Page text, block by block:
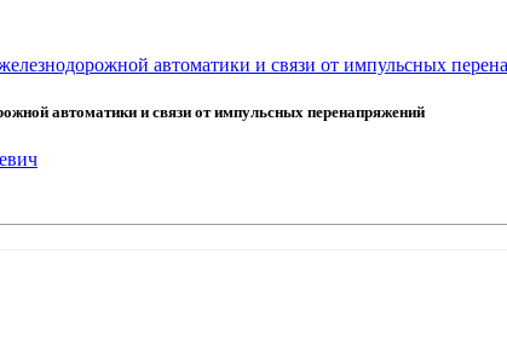
автоматики и связи от импульсных
автоматики и связи от импульсных перенапряжений